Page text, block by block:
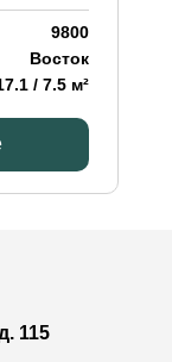
9800
Восток
/ 7.5 м²
115